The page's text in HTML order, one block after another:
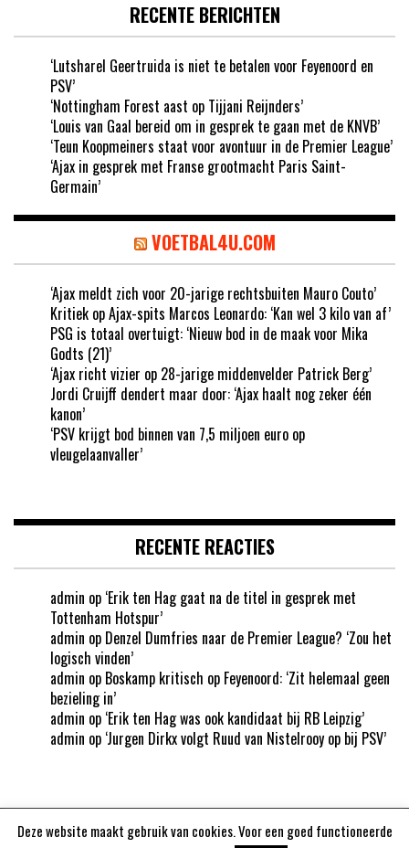
RECENTE BERICHTEN
‘Lutsharel Geertruida is niet te betalen voor Feyenoord en
PSV’
‘Nottingham Forest aast op Tijjani Reijnders’
‘Louis van Gaal bereid om in gesprek te gaan met de KNVB’
‘Teun Koopmeiners staat voor avontuur in de Premier League’
‘Ajax in gesprek met Franse grootmacht Paris Saint-
Germain’
VOETBAL4U.COM
‘Ajax meldt zich voor 20-jarige rechtsbuiten Mauro Couto’
Kritiek op Ajax-spits Marcos Leonardo: ‘Kan wel 3 kilo van af’
PSG is totaal overtuigt: ‘Nieuw bod in de maak voor Mika
Godts (21)’
‘Ajax richt vizier op 28-jarige middenvelder Patrick Berg’
Jordi Cruijff dendert maar door: ‘Ajax haalt nog zeker één
kanon’
‘PSV krijgt bod binnen van 7,5 miljoen euro op
vleugelaanvaller’
RECENTE REACTIES
admin op ‘Erik ten Hag gaat na de titel in gesprek met
Tottenham Hotspur’
admin op Denzel Dumfries naar de Premier League? ‘Zou het
logisch vinden’
admin op Boskamp kritisch op Feyenoord: ‘Zit helemaal geen
bezieling in’
admin op ‘Erik ten Hag was ook kandidaat bij RB Leipzig’
admin op ‘Jurgen Dirkx volgt Ruud van Nistelrooy op bij PSV’
Deze website maakt gebruik van cookies. Voor een goed functioneerde